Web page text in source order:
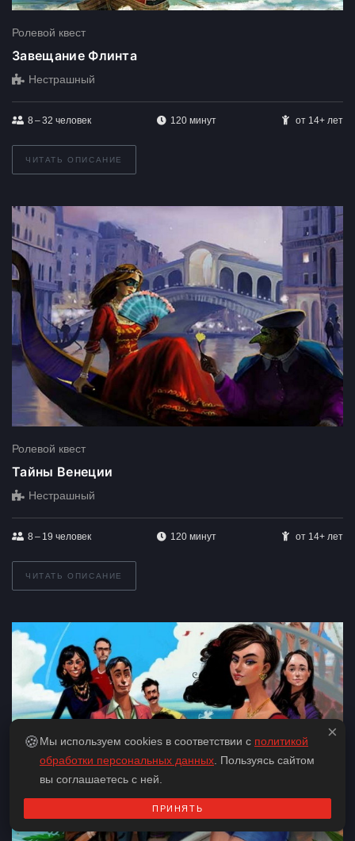
Ролевой квест
Завещание Флинта
Нестрашный
8 – 32 человек 120 минут от 14+ лет
ЧИТАТЬ ОПИСАНИЕ
Ролевой квест
Тайны Венеции
Нестрашный
8 – 19 человек 120 минут от 14+ лет
ЧИТАТЬ ОПИСАНИЕ
×
🍪Мы используем cookies в соответствии с политикой
обработки персональных данных . Пользуясь сайтом
вы соглашаетесь с ней.
ПРИНЯТЬ